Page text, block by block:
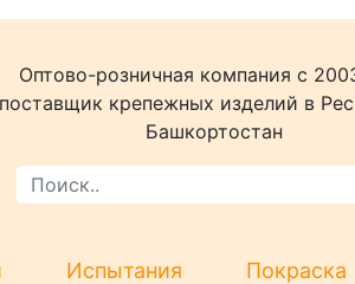
Оптово-розничная компания c
поставщик крепежных изделий в
Башкортостан
Испытания Покраска